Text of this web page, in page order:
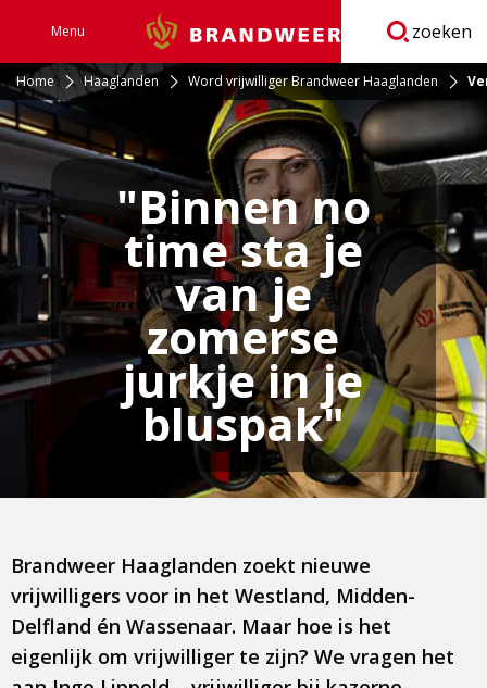
Menu Brandweer zoeken
Home Haaglanden Word vrijwilliger Brandweer Haaglanden
"Binnen no
time sta je
van je
zomerse
jurkje in je
bluspak"
Brandweer Haaglanden zoekt nieuwe
vrijwilligers voor in het Westland, Midden-
Delfland én Wassenaar. Maar hoe is het
eigenlijk om vrijwilliger te zijn? We vragen het